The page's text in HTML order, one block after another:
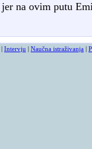
na ovim putu
Intervju Naučna istraživanja